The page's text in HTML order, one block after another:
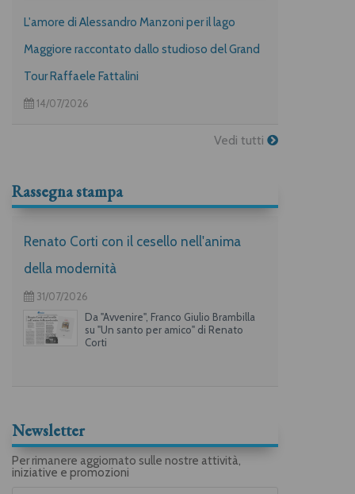
L'amore di Alessandro Manzoni per il lago
Maggiore raccontato dallo studioso del Grand
Tour Raffaele Fattalini
14/07/2026
Vedi tutti
Rassegna stampa
Renato Corti con il cesello nell'anima
della modernità
31/07/2026
Da "Avvenire", Franco Giulio Brambilla
su "Un santo per amico" di Renato
Corti
Newsletter
Per rimanere aggiornato sulle nostre attività,
iniziative e promozioni